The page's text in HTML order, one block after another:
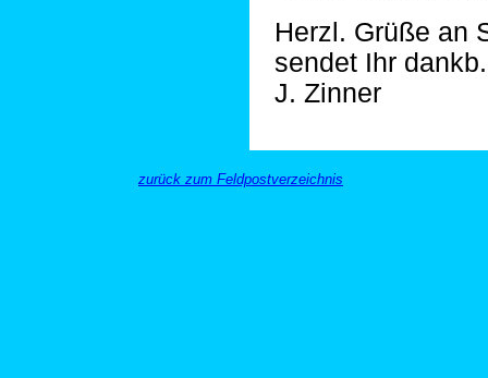
Herzl. Grüße an
sendet Ihr dankb.
J. Zinner
zurück zum Feldpostverzeichnis